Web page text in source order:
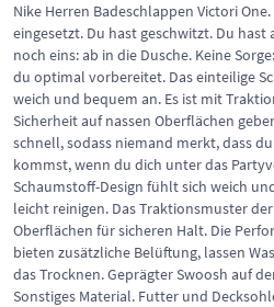
Nike Herren Badeschlappen Victori
eingesetzt. Du hast geschwitzt. Du
noch eins: ab in die Dusche. Keine
du optimal vorbereitet. Das einteilige
weich und bequem an. Es ist mit
Sicherheit auf nassen Oberflächen
schnell, sodass niemand merkt, dass
kommst, wenn du dich unter das
Schaumstoff-Design fühlt sich weich
leicht reinigen. Das Traktionsmuster
Oberflächen für sicheren Halt. Die
bieten zusätzliche Belüftung, lassen
das Trocknen. Geprägter Swoosh auf
Sonstiges Material. Futter und